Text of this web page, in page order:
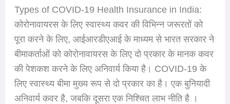
Types of COVID-19 Health Insurance in India:
कोरोनावायरस के लिए स्वास्थ्य कवर की विभिन्न जरूरतों को
पूरा करने के लिए, आईआरडीएआई के माध्यम से भारत सरकार ने
बीमाकर्ताओं को कोरोनावायरस के लिए दो प्रकार के मानक कवर
की पेशकश करने के लिए अनिवार्य किया है। COVID-19 के
लिए स्वास्थ्य बीमा मुख्य रूप से दो प्रकार का है। एक बुनियादी
अनिवार्य कवर है, जबकि दूसरा एक निश्चित लाभ नीति है ।